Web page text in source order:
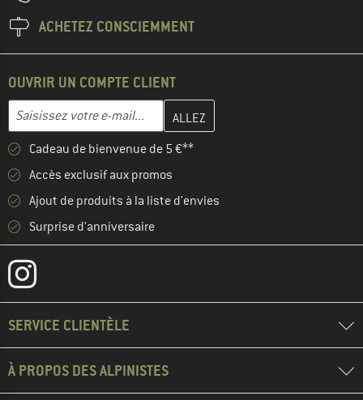
ACHETEZ CONSCIEMMENT
OUVRIR UN COMPTE CLIENT
Adresse e-mail
Entrez votre adresse e-mail ici et créez votre compte client à la
Cadeau de bienvenue de 5 €**
Accès exclusif aux promos
Ajout de produits à la liste d'envies
Surprise d'anniversaire
SERVICE CLIENTÈLE
À PROPOS DES ALPINISTES